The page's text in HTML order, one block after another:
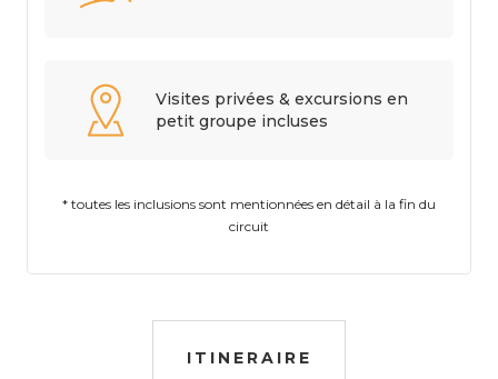
Visites privées & excursions en
petit groupe incluses
* toutes les inclusions sont mentionnées en détail à la fin du
circuit
ITINERAIRE